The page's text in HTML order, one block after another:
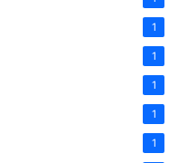
1
1
1
1
1